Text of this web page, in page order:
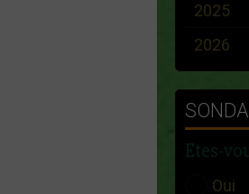
2025
2026
Etes-
Oui